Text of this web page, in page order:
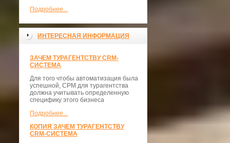
Подробнее...
ИНТЕРЕСНАЯ ИНФОРМАЦИЯ
ЗАЧЕМ ТУРАГЕНТСТВУ CRM-
СИСТЕМА
Для того чтобы автоматизация была
успешной, СРМ для турагентства
должна учитывать определенную
специфику этого бизнеса
Подробнее...
КОПИЯ ЗАЧЕМ ТУРАГЕНТСТВУ
CRM-СИСТЕМА